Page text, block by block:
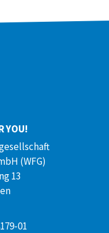
YOU!
(WFG)
13
01